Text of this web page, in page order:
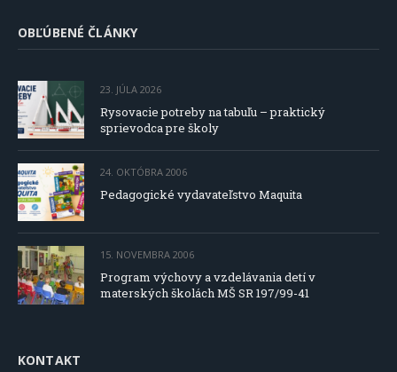
OBĽÚBENÉ ČLÁNKY
23. JÚLA 2026
Rysovacie potreby na tabuľu – praktický
sprievodca pre školy
24. OKTÓBRA 2006
Pedagogické vydavateľstvo Maquita
15. NOVEMBRA 2006
Program výchovy a vzdelávania detí v
materských školách MŠ SR 197/99-41
KONTAKT